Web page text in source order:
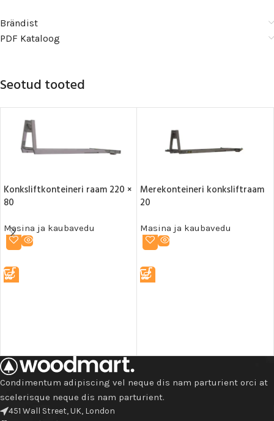
Brändist
PDF Kataloog
Seotud tooted
Konksliftkonteineri raam 220 ×
80
Masina ja kaubavedu
Merekonteineri konksliftraam
20
Masina ja kaubavedu
Condimentum adipiscing vel neque dis nam parturient orci at
scelerisque neque dis nam parturient.
451 Wall Street, UK, London